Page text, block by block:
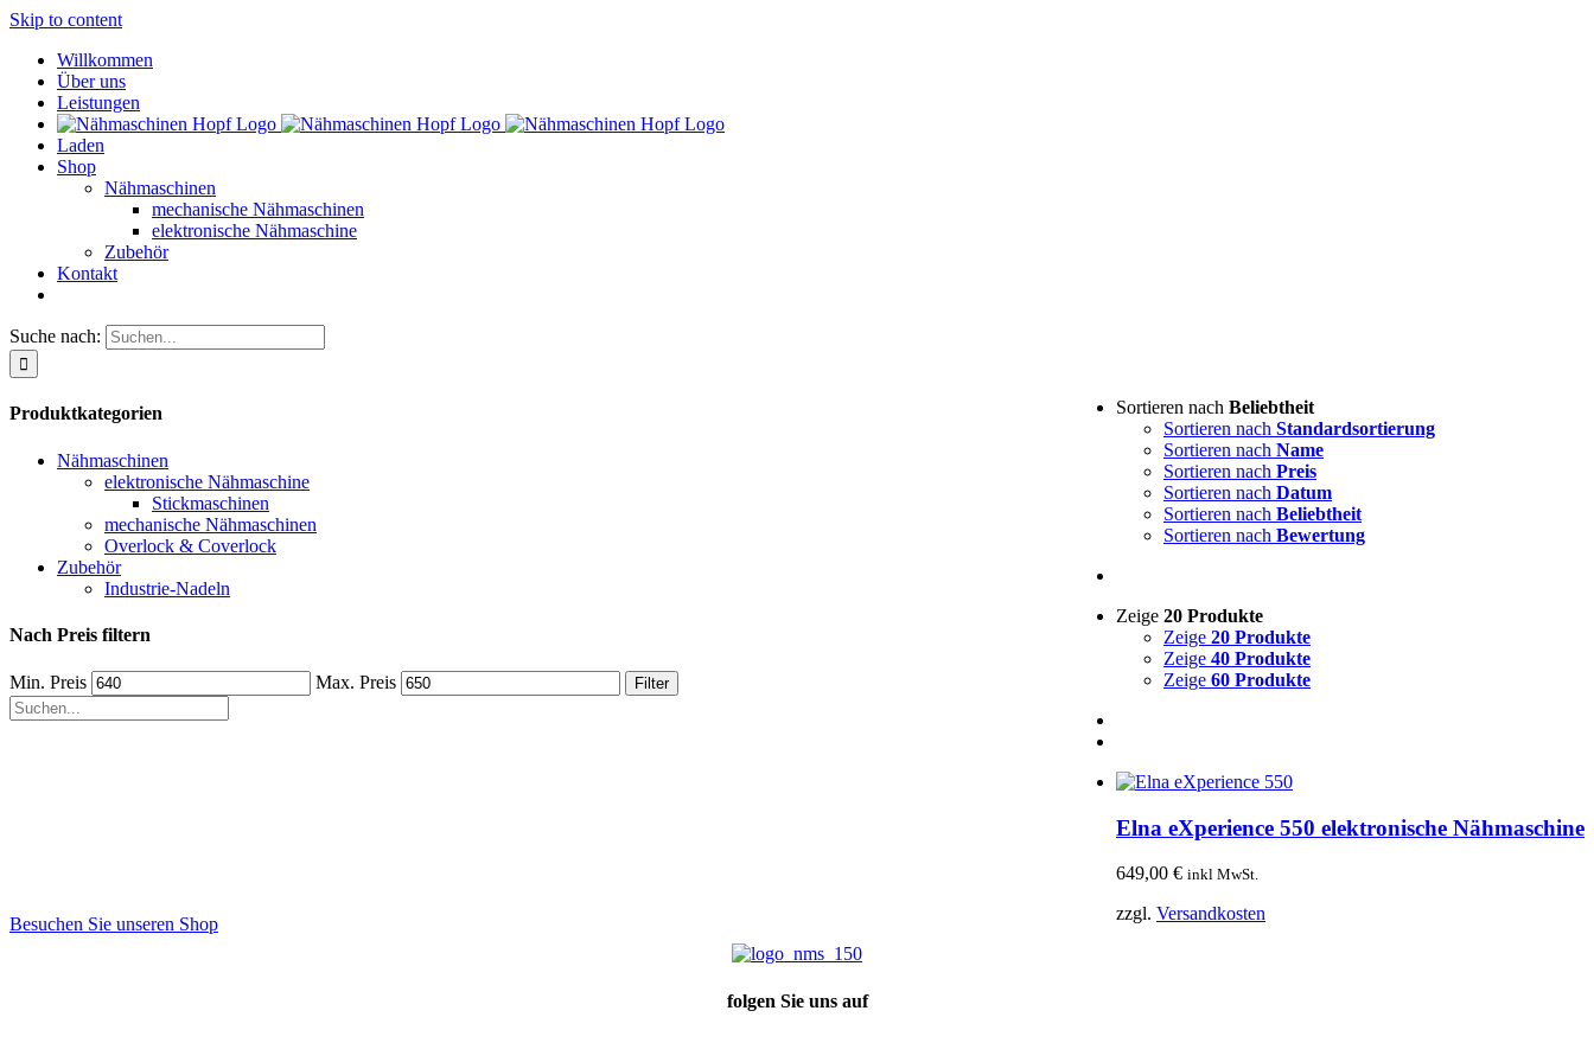
Skip to content
Willkommen
Über uns
Leistungen
Laden
Shop
Nähmaschinen
mechanische Nähmaschinen
elektronische Nähmaschine
Zubehör
Kontakt
Suche nach:
Sortieren nach Beliebtheit
Sortieren nach Standardsortierung
Sortieren nach Name
Sortieren nach Preis
Sortieren nach Datum
Sortieren nach Beliebtheit
Sortieren nach Bewertung
Zeige 20 Produkte
Zeige 20 Produkte
Zeige 40 Produkte
Zeige 60 Produkte
Elna eXperience 550 elektronische Nähmaschine
649,00 € inkl MwSt.
zzgl. Versandkosten
Produktkategorien
Nähmaschinen
elektronische Nähmaschine
Stickmaschinen
mechanische Nähmaschinen
Overlock & Coverlock
Zubehör
Industrie-Nadeln
Nach Preis filtern
Min. Preis Max. Preis Filter
Besuchen Sie unseren Shop
folgen Sie uns auf